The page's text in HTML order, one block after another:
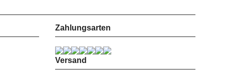
Zahlungsarten
Versand